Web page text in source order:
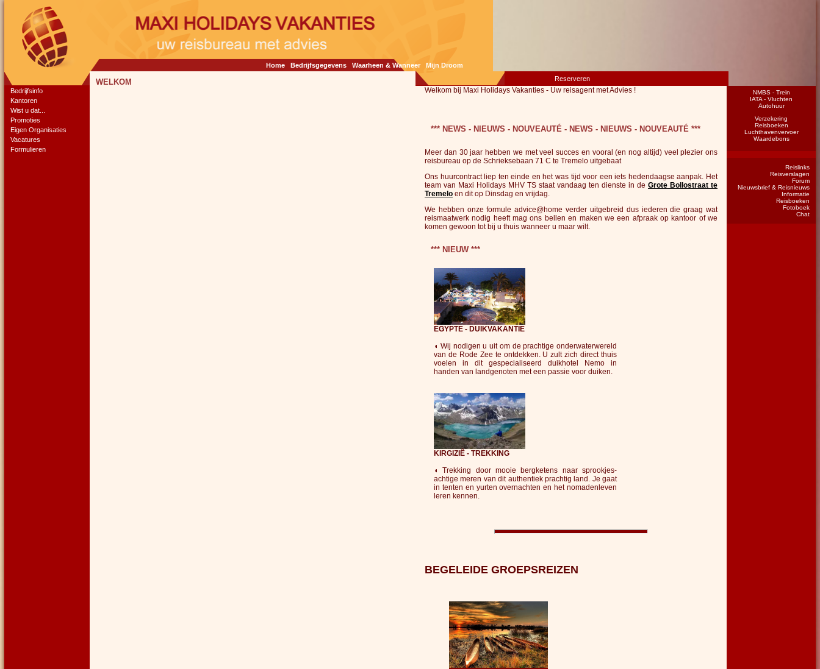
Home Bedrijfsgegevens Waarheen & Wanneer Mijn Droom
WELKOM
Reserveren
Bedrijfsinfo
Kantoren
Wist u dat...
Promoties
Eigen Organisaties
Vacatures
Formulieren
Welkom bij Maxi Holidays Vakanties - Uw reisagent met Advies !
*** NEWS - NIEUWS - NOUVEAUTÉ - NEWS - NIEUWS - NOUVEAUTÉ ***
Meer dan 30 jaar hebben we met veel succes en vooral (en nog altijd) veel plezier ons
reisbureau op de Schrieksebaan 71 C te Tremelo uitgebaat
Ons huurcontract liep ten einde en het was tijd voor een iets hedendaagse aanpak. Het
team van Maxi Holidays MHV TS staat vandaag ten dienste in de Grote Bollostraat te
Tremelo en dit op Dinsdag en vrijdag.
We hebben onze formule advice@home verder uitgebreid dus iederen die graag wat
reismaatwerk nodig heeft mag ons bellen en maken we een afpraak op kantoor of we
komen gewoon tot bij u thuis wanneer u maar wilt.
*** NIEUW ***
EGYPTE - DUIKVAKANTIE
◖ Wij nodigen u uit om de prachtige onderwaterwereld
van de Rode Zee te ontdekken. U zult zich direct thuis
voelen in dit gespecialiseerd duikhotel Nemo in
handen van landgenoten met een passie voor duiken.
KIRGIZIÊ - TREKKING
◖ Trekking door mooie bergketens naar sprookjes-
achtige meren van dit authentiek prachtig land. Je gaat
in tenten en yurten overnachten en het nomadenleven
leren kennen.
BEGELEIDE GROEPSREIZEN
NMBS - Trein
IATA - Vluchten
Autohuur
Verzekering
Reisboeken
Luchthavenvervoer
Waardebons
Reislinks
Reisverslagen
Forum
Nieuwsbrief & Reisnieuws
Informatie
Reisboeken
Fotoboek
Chat